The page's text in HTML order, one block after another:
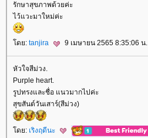
รักษาสุขภาพด้วยค่ะ
ไว้แวะมาใหม่ค่ะ
ดย: tanjira 9 เมษายน 2565 8:35:06 น.
หัวใจสีม่วง.
Purple heart.
รูปทรงและชื่อ แนวมากไปค่ะ
สุขสันต์วันเสาร์(สีม่วง)
ดย: เริงฤดีนะ